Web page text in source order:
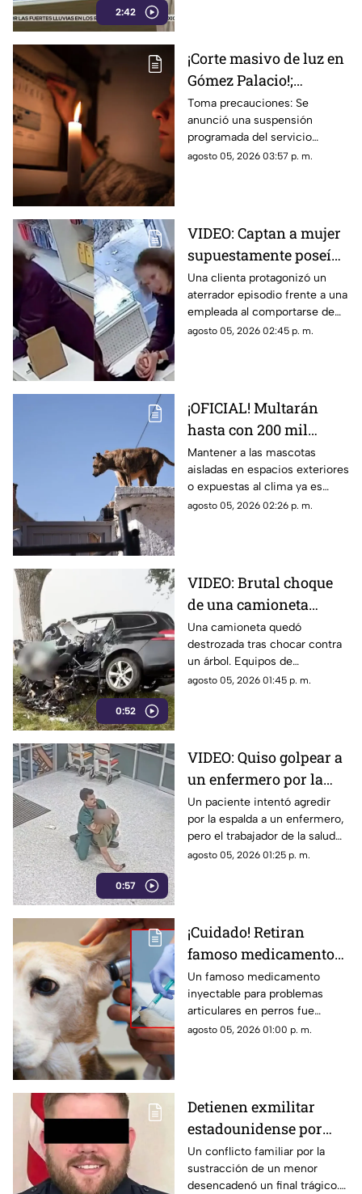
2:42
que podrían tener sobre la
difusión de contenidos de
interés público.
¡Corte masivo de luz en
Gómez Palacio!;
¿Cuándo será? Revisa
si tu colonia está en la
lista AQUÍ
Toma precauciones: Se
anunció una suspensión
programada del servicio
nocturno que afectará a
agosto 05, 2026 03:57 p. m.
VIDEO: Captan a mujer
supuestamente poseída
en una tienda de
celulares
Una clienta protagonizó un
aterrador episodio frente a una
empleada al comportarse de
una manera extraña. Conoce
agosto 05, 2026 02:45 p. m.
¡OFICIAL! Multarán
hasta con 200 mil
pesos a quienes
mantengan a perros y
gatos viviendo en
patios o azoteas
Mantener a las mascotas
aisladas en espacios exteriores
o expuestas al clima ya es
considerado una infracción
agosto 05, 2026 02:26 p. m.
0:52
VIDEO: Brutal choque
de una camioneta
contra un árbol; quedó
completamente
destruida
Una camioneta quedó
destrozada tras chocar contra
un árbol. Equipos de
emergencia y peritos
agosto 05, 2026 01:45 p. m.
0:57
VIDEO: Quiso golpear a
un enfermero por la
espalda y terminó
sometido: no sabía que
era experto en artes
marciales
Un paciente intentó agredir
por la espalda a un enfermero,
pero el trabajador de la salud
usó artes marciales para
agosto 05, 2026 01:25 p. m.
¡Cuidado! Retiran
famoso medicamento
para perros por estar
contaminado con
VIDRIOS
Un famoso medicamento
inyectable para problemas
articulares en perros fue
retirado del mercado tras
agosto 05, 2026 01:00 p. m.
Detienen exmilitar
estadounidense por
presunto asesinato de
sus exsuegros y
Un conflicto familiar por la
sustracción de un menor
desencadenó un final trágico.